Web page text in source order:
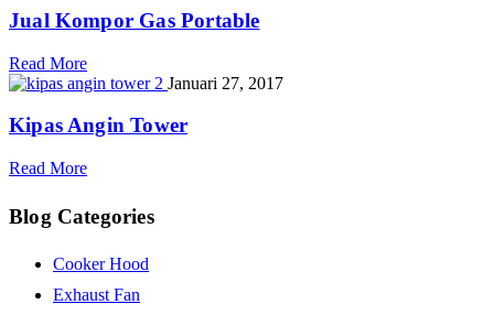
Jual Kompor Gas Portable
Read More
Januari 27, 2017
Kipas Angin Tower
Read More
Blog Categories
Cooker Hood
Exhaust Fan